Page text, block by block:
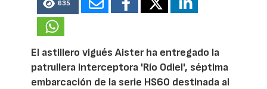
635
El astillero vigués Aister ha entregado la
patrullera interceptora 'Río Odiel', séptima
embarcación de la serie HS60 destinada al